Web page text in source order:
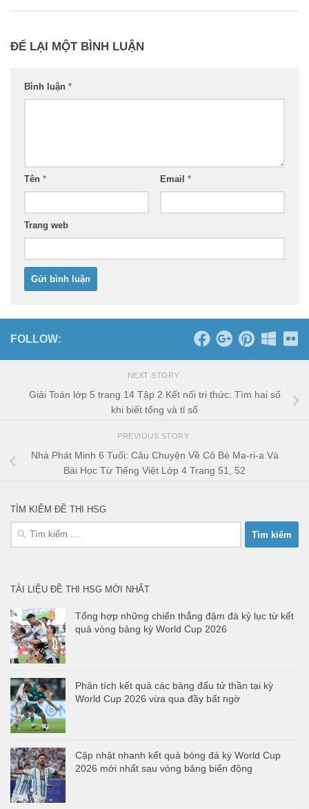
ĐỂ LẠI MỘT BÌNH LUẬN
Bình luận *
Tên * Email *
Trang web
FOLLOW:
NEXT STORY
Giải Toán lớp 5 trang 14 Tập 2 Kết nối tri thức: Tìm hai số
khi biết tổng và tỉ số
PREVIOUS STORY
Nhà Phát Minh 6 Tuổi: Câu Chuyện Về Cô Bé Ma-ri-a Và
Bài Học Từ Tiếng Việt Lớp 4 Trang 51, 52
TÌM KIẾM ĐỀ THI HSG
Tìm
kiếm
TÀI LIỆU ĐỀ THI HSG MỚI NHẤT
Tổng hợp những chiến thắng đậm đà kỷ lục từ kết
quả vòng bảng kỳ World Cup 2026
Phân tích kết quả các bảng đấu tử thần tại kỳ
World Cup 2026 vừa qua đầy bất ngờ
Cập nhật nhanh kết quả bóng đá kỳ World Cup
2026 mới nhất sau vòng bảng biến động